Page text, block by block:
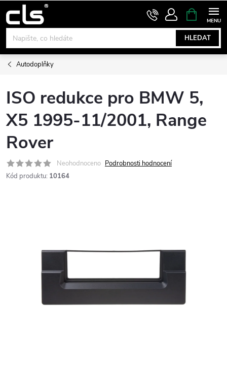
na
obsah
HLEDAT
NÁKUPNÍ
KOŠÍK
Autodoplňky
ISO redukce pro BMW 5,
X5 1995-11/2001, Range
Rover
Neohodnoceno Podrobnosti hodnocení
Kód produktu: 10164